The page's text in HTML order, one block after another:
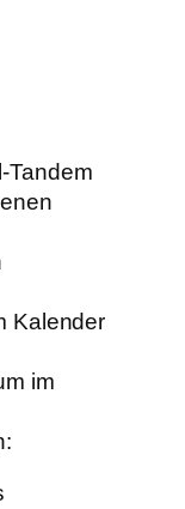
Tandem
Kalender
im